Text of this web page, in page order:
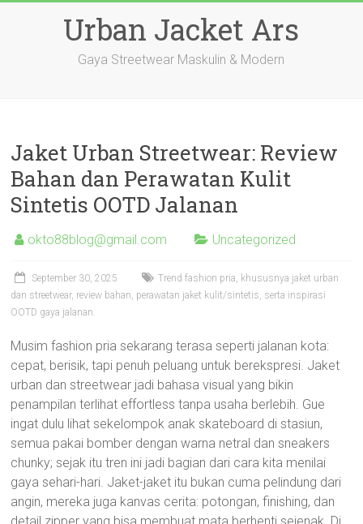
Urban Jacket Ars
Gaya Streetwear Maskulin & Modern
Jaket Urban Streetwear: Review
Bahan dan Perawatan Kulit
Sintetis OOTD Jalanan
okto88blog@gmail.com Uncategorized
September 30, 2025
Trend fashion pria, khususnya jaket urban
dan streetwear, review bahan, perawatan jaket kulit/sintetis, serta inspirasi
OOTD gaya jalanan.
Musim fashion pria sekarang terasa seperti jalanan kota:
cepat, berisik, tapi penuh peluang untuk berekspresi. Jaket
urban dan streetwear jadi bahasa visual yang bikin
penampilan terlihat effortless tanpa usaha berlebih. Gue
ingat dulu lihat sekelompok anak skateboard di stasiun,
semua pakai bomber dengan warna netral dan sneakers
chunky; sejak itu tren ini jadi bagian dari cara kita menilai
gaya sehari-hari. Jaket-jaket itu bukan cuma pelindung dari
angin, mereka juga kanvas cerita: potongan, finishing, dan